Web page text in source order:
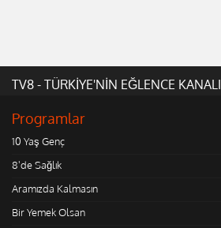
TV8 - TÜRKİYE'NİN EĞLENCE KANALI
Programlar
10 Yaş Genç
8'de Sağlık
Aramızda Kalmasın
Bir Yemek Olsan